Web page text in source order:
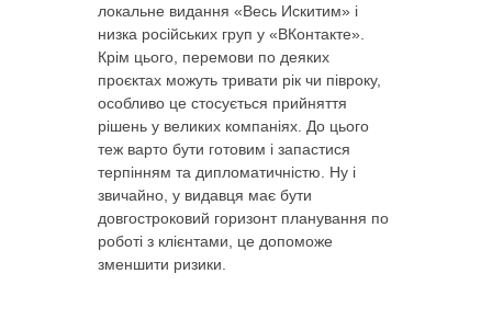
локальне видання «Весь Искитим» і
низка російських груп у «ВКонтакте».
Крім цього, перемови по деяких
проєктах можуть тривати рік чи півроку,
особливо це стосується прийняття
рішень у великих компаніях. До цього
теж варто бути готовим і запастися
терпінням та дипломатичністю. Ну і
звичайно, у видавця має бути
довгостроковий горизонт планування по
роботі з клієнтами, це допоможе
зменшити ризики.